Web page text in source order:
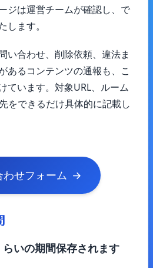
ジは運営チームが確認し、で
します。
い合わせ、削除依頼、違法ま
あるコンテンツの通報も、こ
ています。対象URL、ルーム
をできるだけ具体的に記載し
わせフォーム
いの期間保存されます